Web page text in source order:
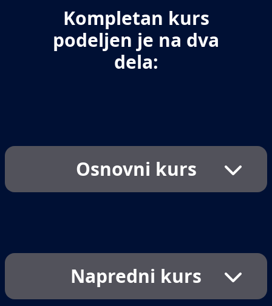
Kompletan kurs
podeljen je na dva
dela:
Osnovni kurs
Osnovni pojmovi u JavaScript-u, rezervisane
reci, standardizacije
Napredni kurs